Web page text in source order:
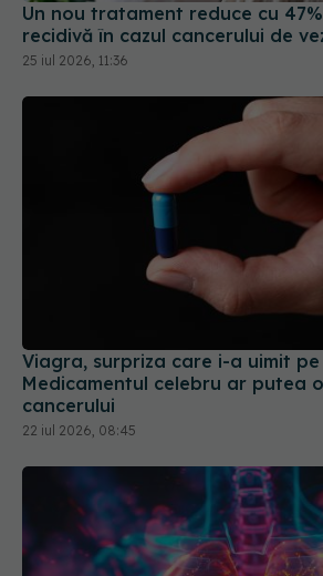
Un nou tratament reduce cu
recidivă în cazul cancerului de
25 iul 2026, 11:36
Viagra, surpriza care i-a uimit
Medicamentul celebru ar putea
cancerului
22 iul 2026, 08:45